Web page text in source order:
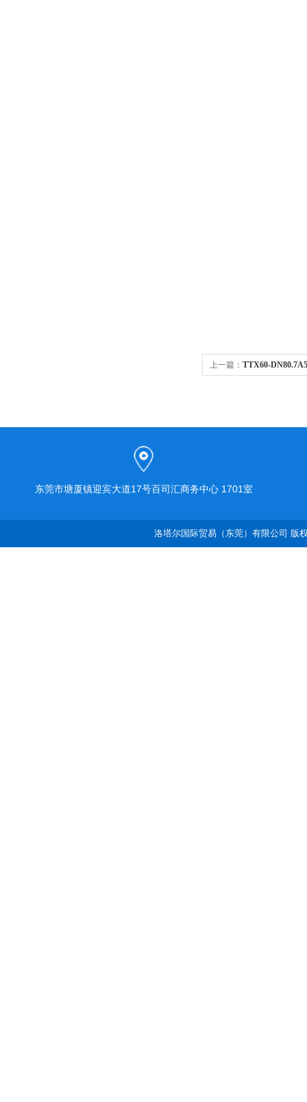
上一篇： TTX60-
东莞市塘厦镇迎宾大道17号百司汇商务中心 1701室
洛塔尔国际贸易（东莞）有限公司 版